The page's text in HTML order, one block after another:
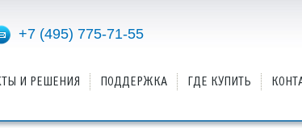
+7 (495) 775-71-55
И РЕШЕНИЯ ПОДДЕРЖКА ГДЕ КУПИТЬ